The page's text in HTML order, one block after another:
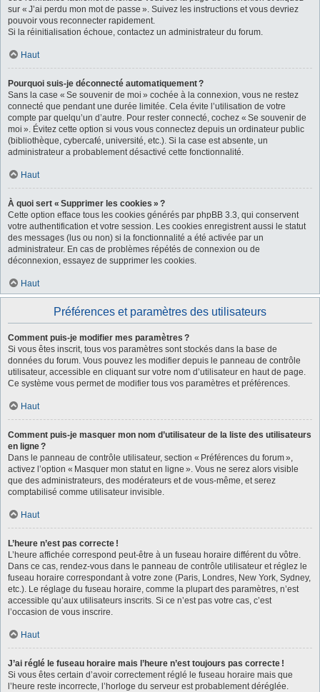
sur « J’ai perdu mon mot de passe ». Suivez les instructions et vous devriez
pouvoir vous reconnecter rapidement.
Si la réinitialisation échoue, contactez un administrateur du forum.
Haut
Pourquoi suis-je déconnecté automatiquement ?
Sans la case « Se souvenir de moi » cochée à la connexion, vous ne restez
connecté que pendant une durée limitée. Cela évite l’utilisation de votre
compte par quelqu’un d’autre. Pour rester connecté, cochez « Se souvenir de
moi ». Évitez cette option si vous vous connectez depuis un ordinateur public
(bibliothèque, cybercafé, université, etc.). Si la case est absente, un
administrateur a probablement désactivé cette fonctionnalité.
Haut
À quoi sert « Supprimer les cookies » ?
Cette option efface tous les cookies générés par phpBB 3.3, qui conservent
votre authentification et votre session. Les cookies enregistrent aussi le statut
des messages (lus ou non) si la fonctionnalité a été activée par un
administrateur. En cas de problèmes répétés de connexion ou de
déconnexion, essayez de supprimer les cookies.
Haut
Préférences et paramètres des utilisateurs
Comment puis-je modifier mes paramètres ?
Si vous êtes inscrit, tous vos paramètres sont stockés dans la base de
données du forum. Vous pouvez les modifier depuis le panneau de contrôle
utilisateur, accessible en cliquant sur votre nom d’utilisateur en haut de page.
Ce système vous permet de modifier tous vos paramètres et préférences.
Haut
Comment puis-je masquer mon nom d’utilisateur de la liste des utilisateurs
en ligne ?
Dans le panneau de contrôle utilisateur, section « Préférences du forum »,
activez l’option « Masquer mon statut en ligne ». Vous ne serez alors visible
que des administrateurs, des modérateurs et de vous-même, et serez
comptabilisé comme utilisateur invisible.
Haut
L’heure n’est pas correcte !
L’heure affichée correspond peut-être à un fuseau horaire différent du vôtre.
Dans ce cas, rendez-vous dans le panneau de contrôle utilisateur et réglez le
fuseau horaire correspondant à votre zone (Paris, Londres, New York, Sydney,
etc.). Le réglage du fuseau horaire, comme la plupart des paramètres, n’est
accessible qu’aux utilisateurs inscrits. Si ce n’est pas votre cas, c’est
l’occasion de vous inscrire.
Haut
J’ai réglé le fuseau horaire mais l’heure n’est toujours pas correcte !
Si vous êtes certain d’avoir correctement réglé le fuseau horaire mais que
l’heure reste incorrecte, l’horloge du serveur est probablement déréglée.